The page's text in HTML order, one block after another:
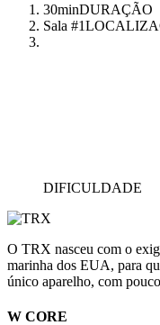
30minDURAÇÃO
Sala #1
DIFICULDADE
O TRX nasceu com o
marinha dos EUA, para
único aparelho, com
W CORE